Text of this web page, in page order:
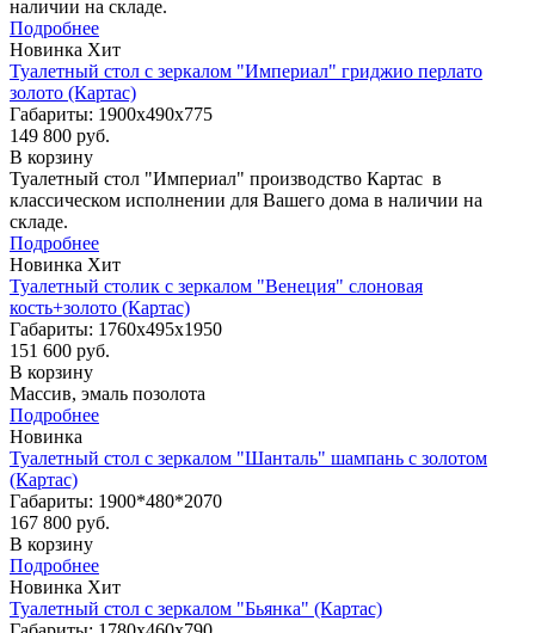
наличии на складе.
Подробнее
Новинка Хит
Туалетный стол с зеркалом "Империал" гриджио перлато
золото (Картас)
Габариты: 1900х490х775
149 800 руб.
В корзину
Туалетный стол "Империал" производство Картас в
классическом исполнении для Вашего дома в наличии на
складе.
Подробнее
Новинка Хит
Туалетный столик с зеркалом "Венеция" слоновая
кость+золото (Картас)
Габариты: 1760х495х1950
151 600 руб.
В корзину
Массив, эмаль позолота
Подробнее
Новинка
Туалетный стол с зеркалом "Шанталь" шампань с золотом
(Картас)
Габариты: 1900*480*2070
167 800 руб.
В корзину
Подробнее
Новинка Хит
Туалетный стол с зеркалом "Бьянка" (Картас)